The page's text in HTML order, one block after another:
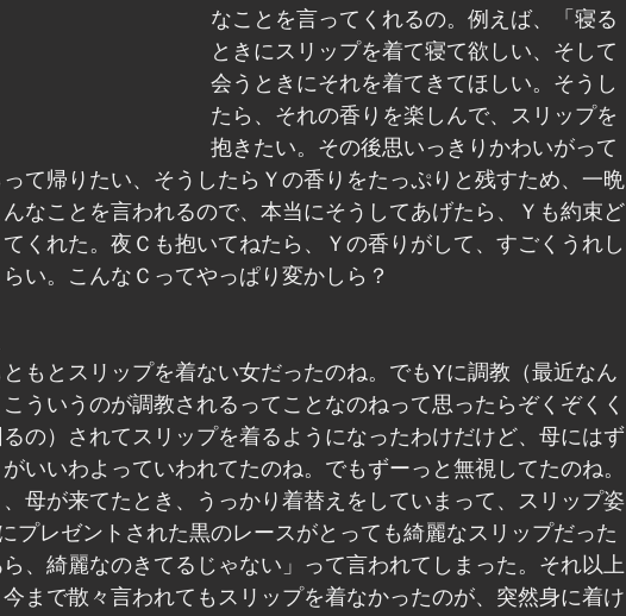
なことを言ってくれるの。例えば、「寝る
ときにスリップを着て寝て欲しい、そして
会うときにそれを着てきてほしい。そうし
たら、それの香りを楽しんで、スリップを
抱きたい。その後思いっきりかわいがって
て帰りたい、そうしたらＹの香りをたっぷりと残すため、一晩
なことを言われるので、本当にそうしてあげたら、Ｙも約束ど
くれた。夜Ｃも抱いてねたら、Ｙの香りがして、すごくうれし
い。こんなＣってやっぱり変かしら？
もとスリップを着ない女だったのね。でもYに調教（最近なん
ういうのが調教されるってことなのねって思ったらぞくぞくく
の）されてスリップを着るようになったわけだけど、母にはず
いいわよっていわれてたのね。でもずーっと無視してたのね。
母が来てたとき、うっかり着替えをしていまって、スリップ姿
プレゼントされた黒のレースがとっても綺麗なスリップだった
、綺麗なのきてるじゃない」って言われてしまった。それ以上
まで散々言われてもスリップを着なかったのが、突然身に着け